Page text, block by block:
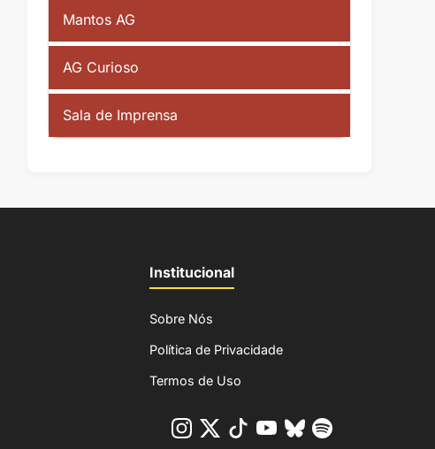
Mantos AG
AG Curioso
Sala de Imprensa
Institucional
Sobre Nós
Política de Privacidade
Termos de Uso